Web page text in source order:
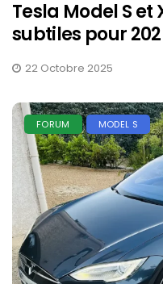
Tesla Model S et
subtiles pour
22 Octobre 2025
FORUM MODEL S